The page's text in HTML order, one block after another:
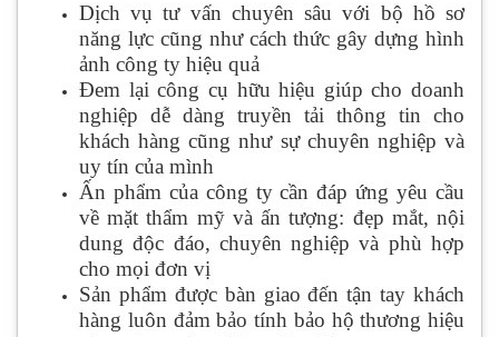
Dịch vụ tư vấn chuyên sâu với bộ hồ sơ
năng lực cũng như cách thức gây dựng hình
ảnh công ty hiệu quả
Đem lại công cụ hữu hiệu giúp cho doanh
nghiệp dễ dàng truyền tải thông tin cho
khách hàng cũng như sự chuyên nghiệp và
uy tín của mình
Ấn phẩm của công ty cần đáp ứng yêu cầu
về mặt thẩm mỹ và ấn tượng: đẹp mắt, nội
dung độc đáo, chuyên nghiệp và phù hợp
cho mọi đơn vị
Sản phẩm được bàn giao đến tận tay khách
hàng luôn đảm bảo tính bảo hộ thương hiệu